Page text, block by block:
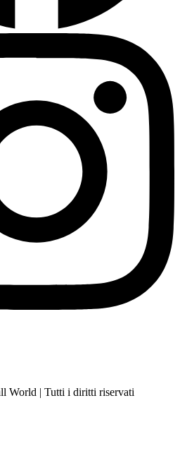
World | Tutti i diritti riservati